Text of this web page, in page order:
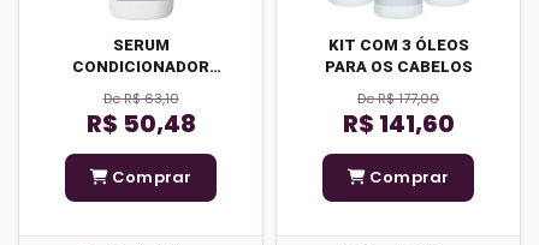
SERUM
CONDICIONADOR
EQUILIBRANTE
MARACUJÁ E KARITÉ
De R$ 63,10
R$ 50,48
Comprar
KIT COM 3 ÓLEOS
PARA OS CABELOS
De R$ 177,00
R$ 141,60
Comprar